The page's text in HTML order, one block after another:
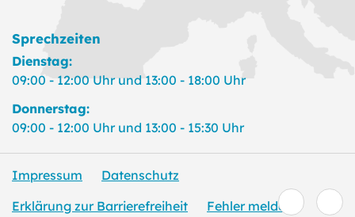
Sprechzeiten
Dienstag:
09:00 - 12:00 Uhr und 13:00 - 18:00 Uhr
Donnerstag:
09:00 - 12:00 Uhr und 13:00 - 15:30 Uhr
Impressum
Datenschutz
Erklärung zur Barrierefreiheit
Fehler melden